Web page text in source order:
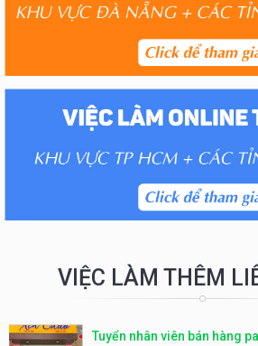
VIỆC LÀM THÊM
Tuyển nhân viên bán hàng